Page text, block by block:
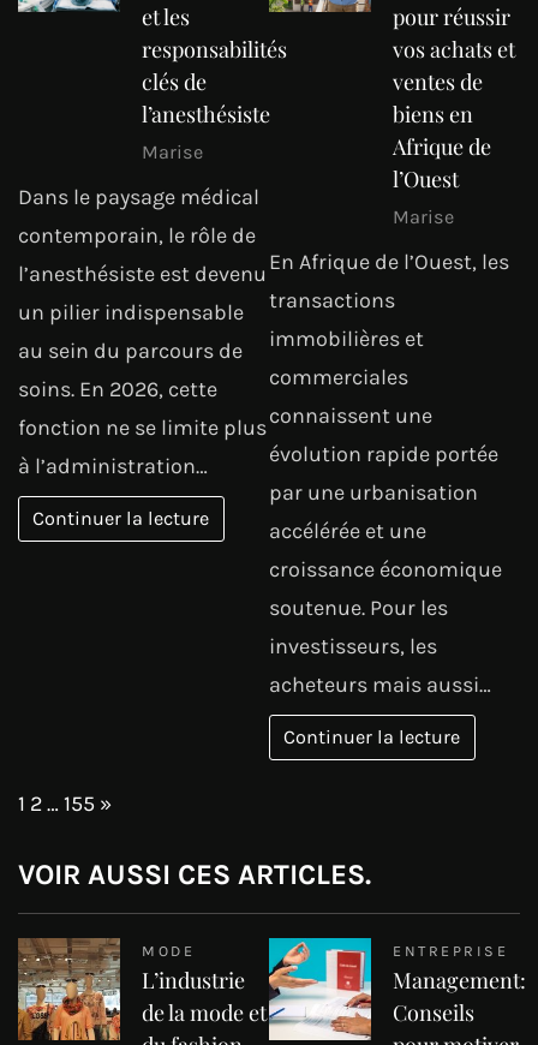
et les
responsabilités
clés de
l’anesthésiste
Marise
Dans le paysage médical
contemporain, le rôle de
l’anesthésiste est devenu
un pilier indispensable
au sein du parcours de
soins. En 2026, cette
fonction ne se limite plus
à l’administration…
Continuer la lecture
pour réussir
vos achats et
ventes de
biens en
Afrique de
l’Ouest
Marise
En Afrique de l’Ouest, les
transactions
immobilières et
commerciales
connaissent une
évolution rapide portée
par une urbanisation
accélérée et une
croissance économique
soutenue. Pour les
investisseurs, les
acheteurs mais aussi…
Continuer la lecture
Page:
1 2…155 Next
»
VOIR AUSSI CES ARTICLES.
MODE
L’industrie
de la mode et
ENTREPRISE
Management:
Conseils